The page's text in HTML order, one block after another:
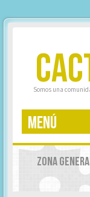
Somos una
MENÚ
ZONA